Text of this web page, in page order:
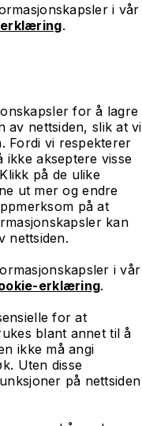
i vår
.
for å lagre
av nettsiden, slik at vi
Fordi vi respekterer
ikke akseptere visse
på de ulike
ut mer og endre
på at
kan
nettsiden.
i vår
erklæring.
for at
blant annet til å
ikke må angi
Uten disse
på nettsiden